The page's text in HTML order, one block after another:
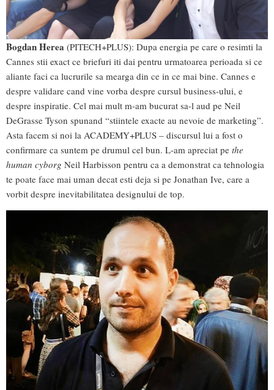
Bogdan Herea (PITECH+PLUS): Dupa energia pe care o resimti la
Cannes stii exact ce briefuri iti dai pentru urmatoarea perioada si ce
aliante faci ca lucrurile sa mearga din ce in ce mai bine. Cannes e
despre validare cand vine vorba despre cursul business-ului, e
despre inspiratie. Cel mai mult m-am bucurat sa-l aud pe Neil
DeGrasse Tyson spunand “stiintele exacte au nevoie de marketing”.
Asta facem si noi la ACADEMY+PLUS – discursul lui a fost o
confirmare ca suntem pe drumul cel bun. L-am apreciat pe the
human cyborg Neil Harbisson pentru ca a demonstrat ca tehnologia
te poate face mai uman decat esti deja si pe Jonathan Ive, care a
vorbit despre inevitabilitatea designului de top.